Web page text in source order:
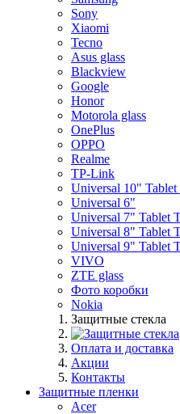
Sony
Xiaomi
Tecno
Asus glass
Blackview
Google
Honor
Motorola glass
OnePlus
OPPO
Realme
TP-Link
Universal 10"
Universal 6"
Universal 7" Tablet
Universal 8" Tablet
Universal 9" Tablet
VIVO
ZTE glass
Фото коробки
Nokia
Защитные стекла
Оплата и доставка
Акции
Контакты
Защитные пленки
Acer